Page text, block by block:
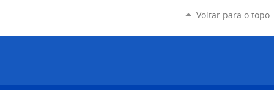
Voltar para o topo